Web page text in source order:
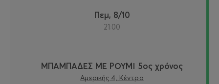
Πεμ, 8/10
21:00
ΜΠΑΜΠΑΔΕΣ ΜΕ ΡΟΥΜΙ 5ος χρόνος
Αμερικής 4, Κέντρο